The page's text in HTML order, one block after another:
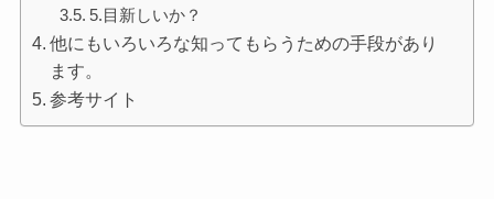
5.目新しいか？
他にもいろいろな知ってもらうための手段があり
ます。
参考サイト